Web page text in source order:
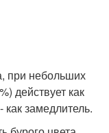
при небольших
действует как
замедлитель.